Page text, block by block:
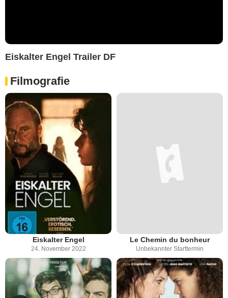
Eiskalter Engel Trailer DF
Filmografie
Eiskalter Engel
24. November 2022
Le Chemin du bonheur
Unbekannter Starttermin